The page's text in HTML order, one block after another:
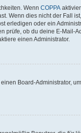
Wenn COPPA
Wenn dies nicht der Fall
erledigen oder ein
prüfe, ob du deine E-Mail-
einen Administrator.
Board-Administrator,